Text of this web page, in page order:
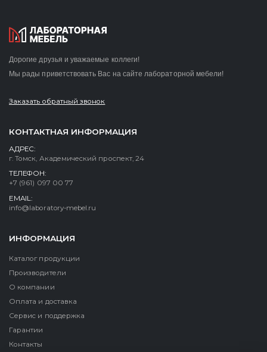
Дорогие друзья и уважаемые коллеги!
Мы рады приветствовать Вас на сайте лабораторной мебели!
Заказать обратный звонок
КОНТАКТНАЯ ИНФОРМАЦИЯ
АДРЕС:
г. Томск, Академический проспект, 24
ТЕЛЕФОН:
+7 (961) 097 00 77
EMAIL:
info@laboratory-mebel.ru
ИНФОРМАЦИЯ
Каталог продукции
Производители
О компании
Оплата и доставка
Сервис и поддержка
Гарантии
Контакты